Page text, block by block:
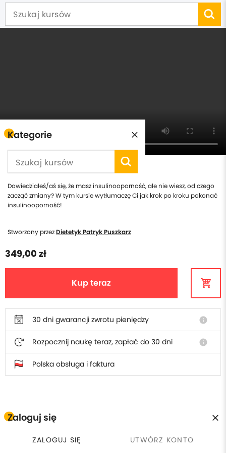
Kategorie
Zaloguj się
ZALOGUJ SIĘ UTWÓRZ KONTO
Pokonaj Insulinooporność
Dowiedziałeś/aś się, że masz insulinooporność, ale nie wiesz, od czego
zacząć zmiany? W tym kursie wytłumaczę Ci jak krok po kroku pokonać
insulinooporność!
Stworzony przezDietetyk Patryk Puszkarz
349,00 zł
Kup teraz
30 dni gwarancji zwrotu pieniędzy info
Rozpocznij naukę teraz, zapłać do 30 dni info
Polska obsługa i faktura
W cenie szkolenia otrzymasz
Płacisz raz, wracasz kiedy
Certyfikat ukończenia